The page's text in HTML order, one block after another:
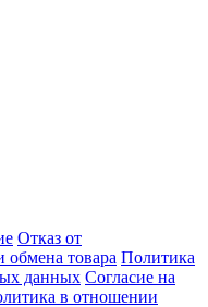
Отказ от
обмена товара Политика
данных Согласие на
в отношении